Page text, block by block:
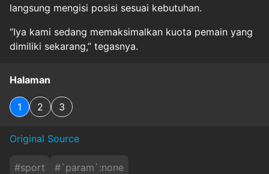
langsung mengisi posisi sesuai kebutuhan.
“Iya kami sedang memaksimalkan kuota pemain yang
dimiliki sekarang,” tegasnya.
Halaman
1 2 3
Original Source
#sport #`param`:none